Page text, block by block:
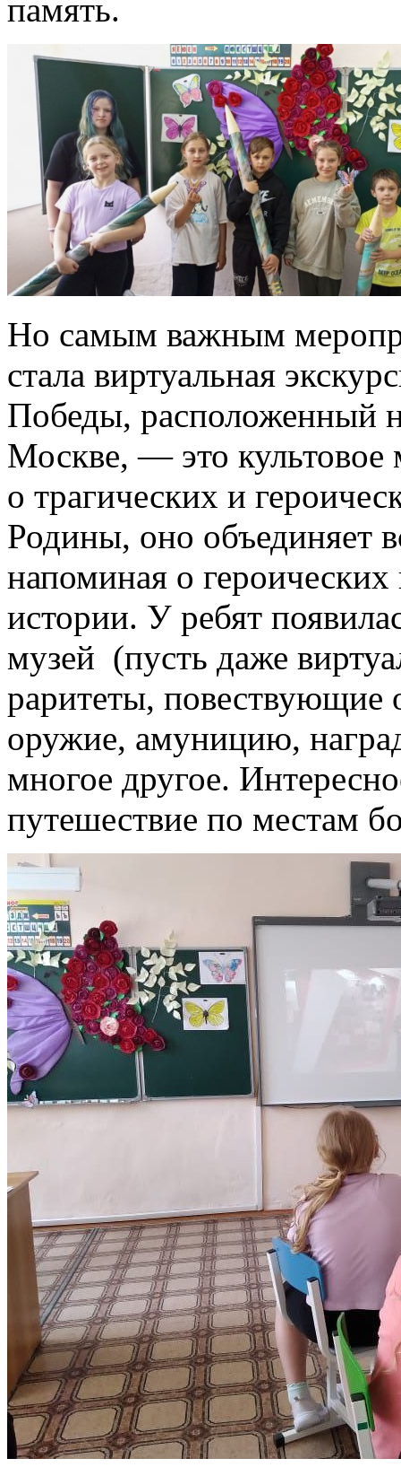
память.
Но самым важным
стала виртуальная
Победы, расположенный
Москве, — это культовое
о трагических и
Родины, оно объединяет
напоминая о
истории. У ребят
музей (пусть даже
раритеты, повествующие
оружие, амуницию,
многое другое.
путешествие по местам